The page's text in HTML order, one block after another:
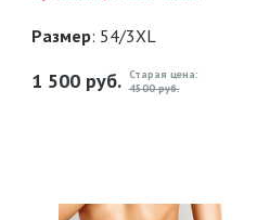
Размер: 54/3XL
1 500руб. Старая цена:
4500 руб.